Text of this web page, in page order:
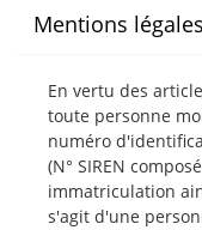
Mentions légales
En vertu des
toute personne
numéro
(N° SIREN
immatriculation
s'agit d'une